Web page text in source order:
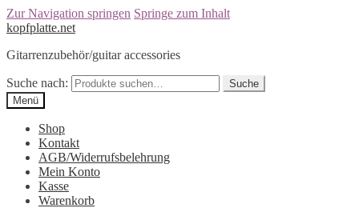
Zur Navigation springen Springe zum Inhalt
kopfplatte.net
Gitarrenzubehör/guitar accessories
Suche nach:
Suche
Menü
Shop
Kontakt
AGB/Widerrufsbelehrung
Mein Konto
Kasse
Warenkorb